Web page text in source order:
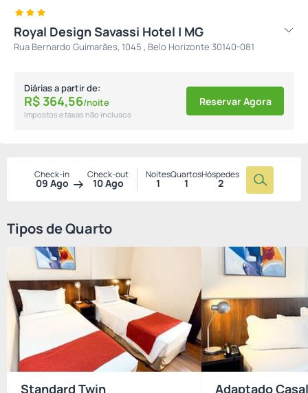
Royal Design Savassi Hotel | MG
Rua Bernardo Guimarães, 1045 , Belo Horizonte 30140-081
Diárias a partir de:
R$ 364,56/noite
Impostos e taxas não inclusos
Reservar Agora
Check-in
09 Ago
Check-out
10 Ago
Noites
1
Quartos
1
Hóspedes
2
Tipos de Quarto
Standard Twin Adaptado Casal